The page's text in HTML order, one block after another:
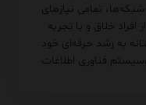
تمامی نیازهای
خلاق و با تجربه
به رشد حرفه‌ای خود
فناوری اطلاعات